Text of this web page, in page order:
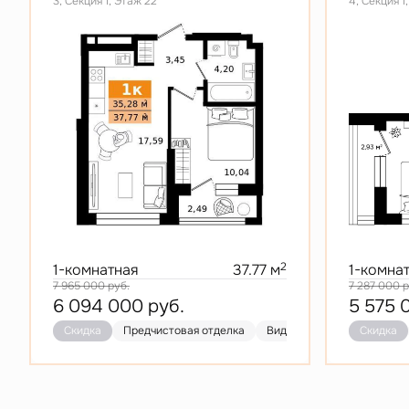
1-комнатная 37.77 м2
7 965 000руб.
6 094 000 руб.
Скидка Предчистовая отделка Видовая Кухня-гостиная
1-
7 287 000
5 575
Скидка